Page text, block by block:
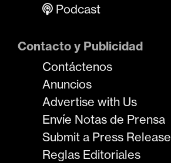
Podcast
Contacto y Publicidad
Contáctenos
Anuncios
Advertise with Us
Envíe Notas de Prensa
Submit a Press Release
Reglas Editoriales